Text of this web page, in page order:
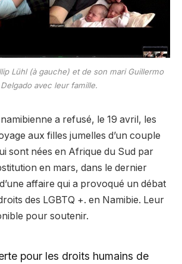
Lühl (à gauche) et de son mari Guillermo
Delgado avec leur famille.
a refusé, le 19 avril, les
aux filles jumelles d’un couple
sont nées en Afrique du Sud par
en mars, dans le dernier
affaire qui a provoqué un débat
des LGBTQ +. en Namibie. Leur
pour soutenir.
pour les droits humains de